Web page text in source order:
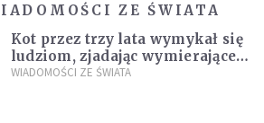
ZE ŚWIATA
Kot przez trzy lata wymykał się
ludziom, zjadając wymierające
kaczki. W końcu popełnił
WIADOMOŚCI ZE ŚWIATA